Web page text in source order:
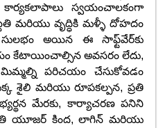
కార్యకలాపాలు స్వయంచాలకంగా
మరియు వృద్ధికి మళ్ళీ దోహదం
అయిన ఈ సాఫ్ట్‌వేర్‌కు
కేటాయించాల్సిన అవసరం లేదు,
పరిచయం చేసుకోవడం
శైలి మరియు రూపకల్పన, ప్రతి
మేరకు, కార్యాచరణ పనిని
యూజర్ కింద, లాగిన్ మరియు